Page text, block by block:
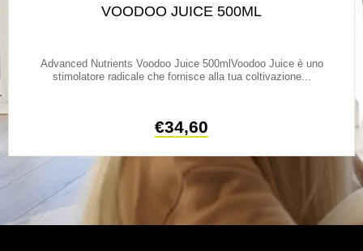
VOODOO JUICE 500ML
Advanced Nutrients Voodoo Juice 500mlVoodoo Juice è uno
stimolatore radicale che fornisce alla tua coltivazione...
€34,60